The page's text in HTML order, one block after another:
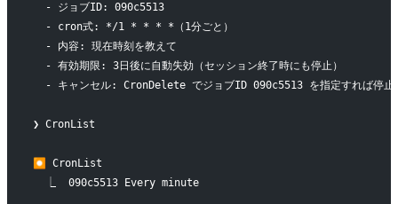
  - ジョブID: 090c5513
  - cron式: */1 * * * *（1分ごと）
  - 内容: 現在時刻を教えて
  - 有効期限: 3日後に自動失効（セッション終了時にも停止）
- キャンセル: CronDelete でジョブID 090c5513 を指定すれば停止
❯ CronList
⏺ CronList
  ⎿  090c5513 Every minute